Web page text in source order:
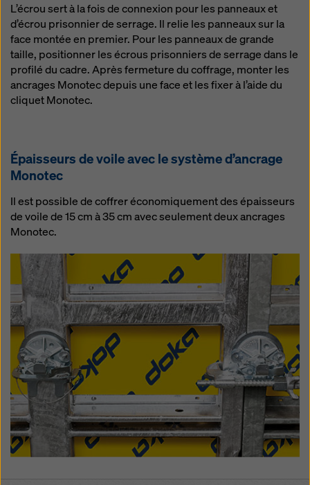
L’écrou sert à la fois de connexion pour les panneaux et
d’écrou prisonnier de serrage. Il relie les panneaux sur la
face montée en premier. Pour les panneaux de grande
taille, positionner les écrous prisonniers de serrage dans le
profilé du cadre. Après fermeture du coffrage, monter les
ancrages Monotec depuis une face et les fixer à l’aide du
cliquet Monotec.
Épaisseurs de voile avec le système d’ancrage
Monotec
Il est possible de coffrer économiquement des épaisseurs
de voile de 15 cm à 35 cm avec seulement deux ancrages
Monotec.